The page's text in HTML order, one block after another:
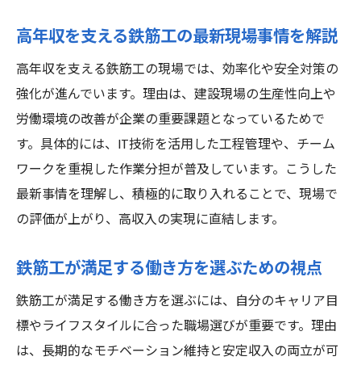
高年収を支える鉄筋工の最新現場事情を解説
高年収を支える鉄筋工の現場では、効率化や安全対策の
強化が進んでいます。理由は、建設現場の生産性向上や
労働環境の改善が企業の重要課題となっているためで
す。具体的には、IT技術を活用した工程管理や、チーム
ワークを重視した作業分担が普及しています。こうした
最新事情を理解し、積極的に取り入れることで、現場で
の評価が上がり、高収入の実現に直結します。
鉄筋工が満足する働き方を選ぶための視点
鉄筋工が満足する働き方を選ぶには、自分のキャリア目
標やライフスタイルに合った職場選びが重要です。理由
は、長期的なモチベーション維持と安定収入の両立が可